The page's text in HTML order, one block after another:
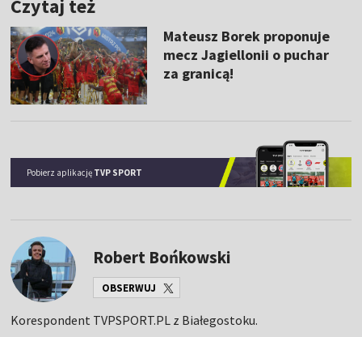
Czytaj też
Mateusz Borek proponuje
mecz Jagiellonii o puchar
za granicą!
Pobierz aplikację TVP SPORT
Robert Bońkowski
OBSERWUJ
Korespondent TVPSPORT.PL z Białegostoku.